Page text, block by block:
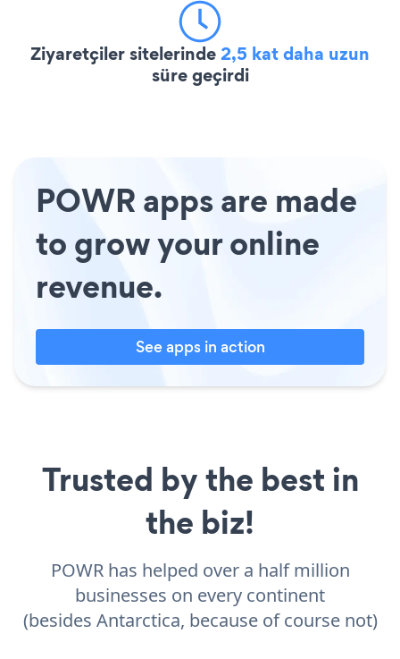
Ziyaretçiler sitelerinde2,5 kat daha uzun
süre geçirdi
POWR apps are made
to grow your online
revenue.
See apps in action
Trusted by the best in
the biz!
POWR has helped over a half million
businesses on every continent
(besides Antarctica, because of course not)